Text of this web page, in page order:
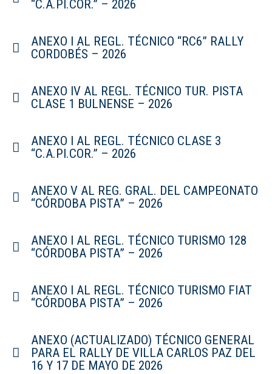
“C.A.PI.COR.” – 2026
ANEXO I AL REGL. TÉCNICO “RC6” RALLY
CORDOBÉS – 2026
ANEXO IV AL REGL. TÉCNICO TUR. PISTA
CLASE 1 BULNENSE – 2026
ANEXO I AL REGL. TÉCNICO CLASE 3
“C.A.PI.COR.” – 2026
ANEXO V AL REG. GRAL. DEL CAMPEONATO
“CÓRDOBA PISTA” – 2026
ANEXO I AL REGL. TÉCNICO TURISMO 128
“CÓRDOBA PISTA” – 2026
ANEXO I AL REGL. TÉCNICO TURISMO FIAT
“CÓRDOBA PISTA” – 2026
ANEXO (ACTUALIZADO) TÉCNICO GENERAL
PARA EL RALLY DE VILLA CARLOS PAZ DEL
16 Y 17 DE MAYO DE 2026